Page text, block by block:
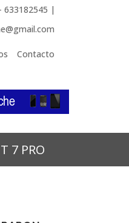
633182545 |
Contacto
7 PRO